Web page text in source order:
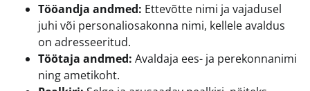
Tööandja andmed: Ettevõtte nimi ja vajadusel
juhi või personaliosakonna nimi, kellele avaldus
on adresseeritud.
Töötaja andmed: Avaldaja ees- ja perekonnanimi
ning ametikoht.